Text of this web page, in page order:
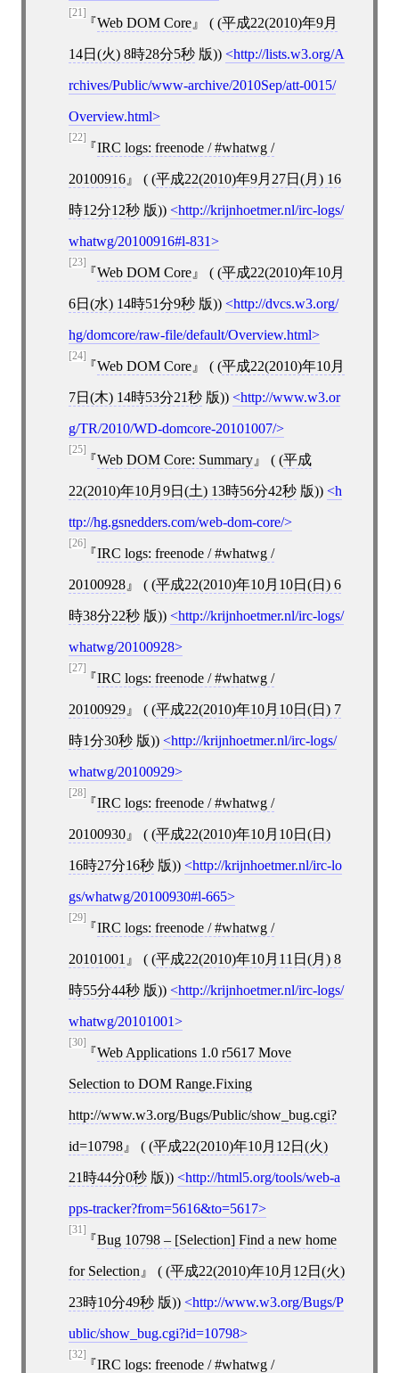
[21]
Web DOM Core ( (平成22(2010)年9月
14日(火) 8時28分5秒版)) http://lists.w3.org/A
rchives/Public/www-archive/2010Sep/att-0015/
Overview.html
[22]
IRC logs: freenode / #whatwg /
20100916 ( (平成22(2010)年9月27日(月) 16
時12分12秒版)) http://krijnhoetmer.nl/irc-logs/
whatwg/20100916#l-831
[23]
Web DOM Core ( (平成22(2010)年10月
6日(水) 14時51分9秒版)) http://dvcs.w3.org/
hg/domcore/raw-file/default/Overview.html
[24]
Web DOM Core ( (平成22(2010)年10月
7日(木) 14時53分21秒版)) http://www.w3.or
g/TR/2010/WD-domcore-20101007/
[25]
Web DOM Core: Summary ( (平成
22(2010)年10月9日(土) 13時56分42秒版)) h
ttp://hg.gsnedders.com/web-dom-core/
[26]
IRC logs: freenode / #whatwg /
20100928 ( (平成22(2010)年10月10日(日) 6
時38分22秒版)) http://krijnhoetmer.nl/irc-logs/
whatwg/20100928
[27]
IRC logs: freenode / #whatwg /
20100929 ( (平成22(2010)年10月10日(日) 7
時1分30秒版)) http://krijnhoetmer.nl/irc-logs/
whatwg/20100929
[28]
IRC logs: freenode / #whatwg /
20100930 ( (平成22(2010)年10月10日(日)
16時27分16秒版)) http://krijnhoetmer.nl/irc-lo
gs/whatwg/20100930#l-665
[29]
IRC logs: freenode / #whatwg /
20101001 ( (平成22(2010)年10月11日(月) 8
時55分44秒版)) http://krijnhoetmer.nl/irc-logs/
whatwg/20101001
[30]
Web Applications 1.0 r5617 Move
Selection to DOM Range.Fixing
http://www.w3.org/Bugs/Public/show_bug.cgi?
id=10798 ( (平成22(2010)年10月12日(火)
21時44分0秒版)) http://html5.org/tools/web-a
pps-tracker?from=5616&to=5617
[31]
Bug 10798 – [Selection]Find a new home
for Selection ( (平成22(2010)年10月12日(火)
23時10分49秒版)) http://www.w3.org/Bugs/P
ublic/show_bug.cgi?id=10798
[32]
IRC logs: freenode / #whatwg /